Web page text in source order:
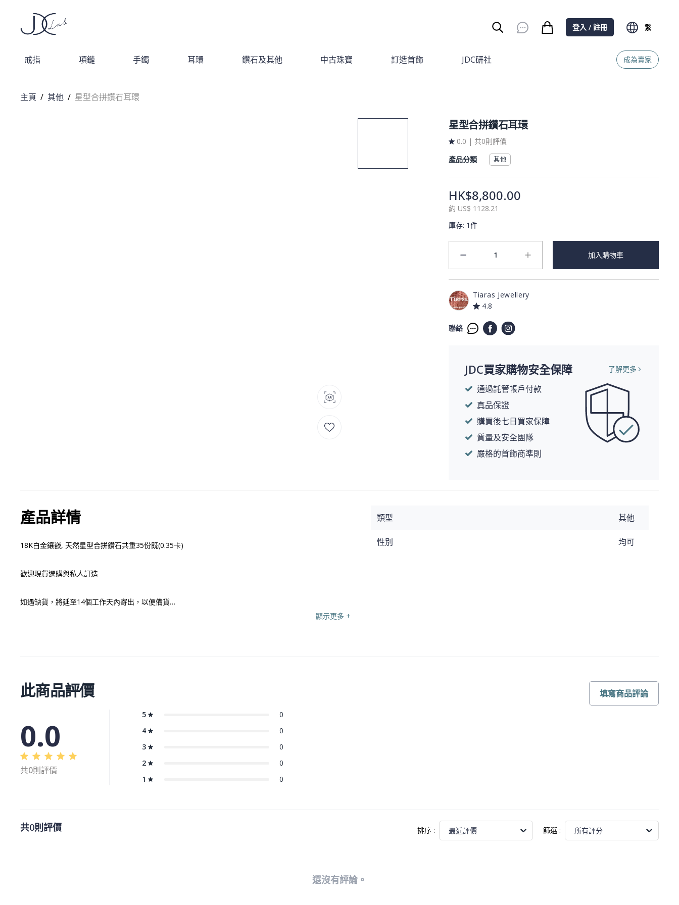
Burger Menu 登入 / 註冊 繁
戒指 項鏈 手鐲 耳環 鑽石及其他 中古珠寶 訂造首飾 JDC研社 成為賣家
主頁 / 其他 / 星型合拼鑽石耳環
星型合拼鑽石耳環
0.0 | 共0則評價
產品分類
其他
HK$8,800.00
約 US$ 1128.21
庫存: 1件
minus 1 plus 加入購物車
Tiaras Jewellery
4.8
聯絡
JDC買家購物安全保障 了解更多
通過託管帳戶付款
真品保證
購買後七日買家保障
質量及安全團隊
嚴格的首飾商準則
產品詳情
18K白金鑲嵌, 天然星型合拼鑽石共重35份既(0.35卡)
歡迎現貨選購與私人訂造
如遇缺貨，將延至14個工作天內寄出，以便備貨
⭐30年經驗香港師傅與我們設於香港珠寶工廠為您致力精心制造各式各樣、多功能設計珠寶
顯示更多 +
類型 其他
性別 均可
此商品評價
0.0
共0則評價
5
0
4
0
3
0
2
0
1
0
填寫商品評論
共0則評價 排序 : 最近評價 篩選 : 所有評分
還沒有評論。